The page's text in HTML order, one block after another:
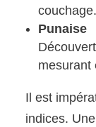
couchage.
mesurant
Il est
indices.